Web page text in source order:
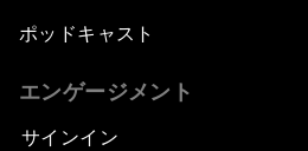
ポッドキャスト
エンゲージメント
サインイン